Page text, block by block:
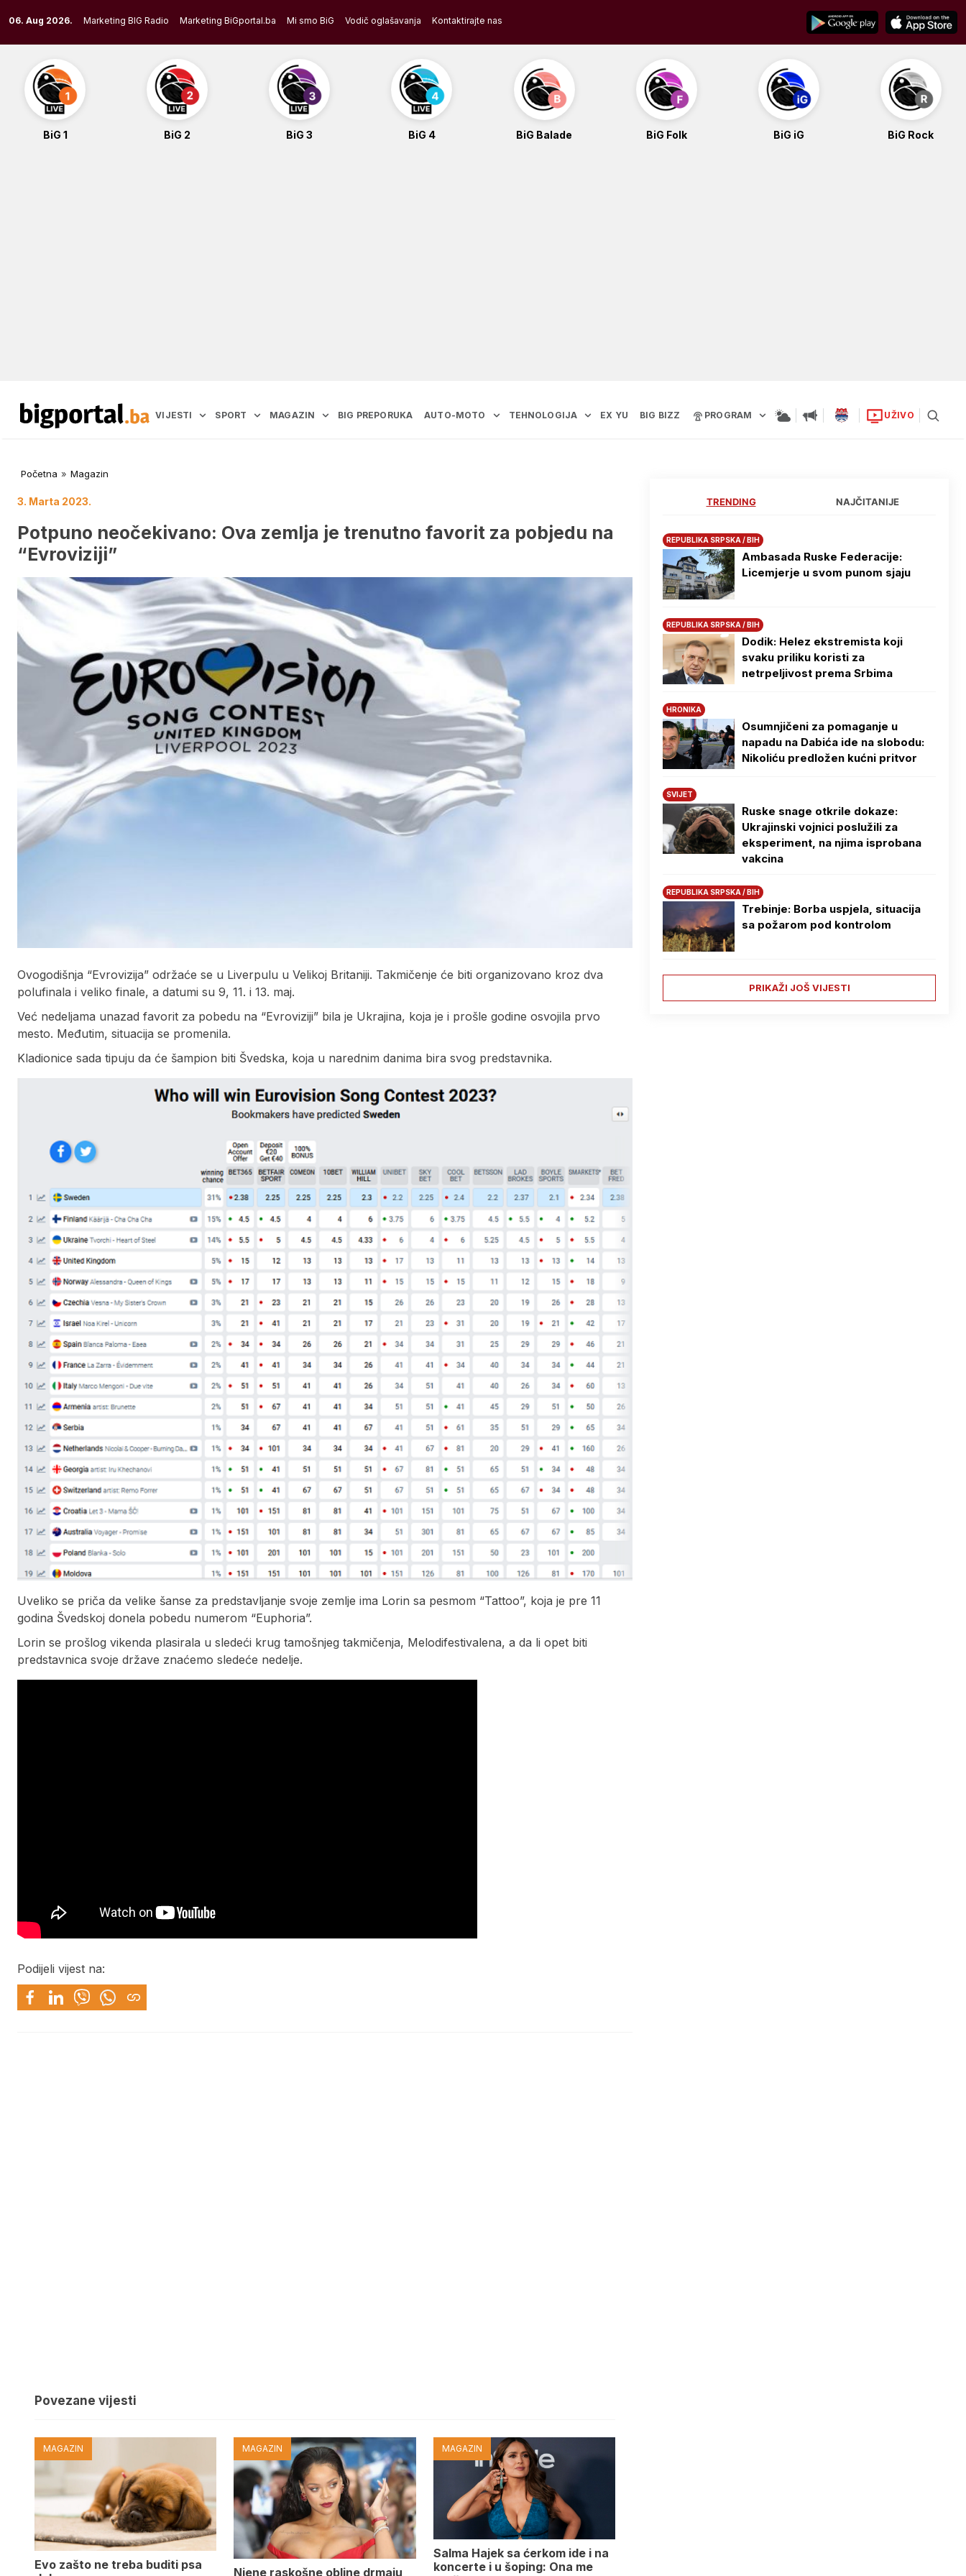
to
content
06. Aug 2026. Marketing BIG Radio Marketing BiGportal.ba Mi smo BiG Vodič oglašavanja Kontaktirajte nas
BiG 1 BiG 2 BiG 3 BiG 4 BiG Balade BiG Folk BiG iG BiG Rock
VIJESTI SPORT MAGAZIN BIG PREPORUKA AUTO-MOTO TEHNOLOGIJA EX YU BIG BIZZ PROGRAM UŽIVO
Početna » Magazin
3. Marta 2023.
Potpuno neočekivano: Ova zemlja je trenutno favorit za pobjedu na
“Evroviziji”
Ovogodišnja “Evrovizija” održaće se u Liverpulu u Velikoj Britaniji. Takmičenje će biti organizovano kroz dva
polufinala i veliko finale, a datumi su 9, 11. i 13. maj.
Već nedeljama unazad favorit za pobedu na “Evroviziji” bila je Ukrajina, koja je i prošle godine osvojila prvo
mesto. Međutim, situacija se promenila.
Kladionice sada tipuju da će šampion biti Švedska, koja u narednim danima bira svog predstavnika.
Uveliko se priča da velike šanse za predstavljanje svoje zemlje ima Lorin sa pesmom “Tattoo”, koja je pre 11
godina Švedskoj donela pobedu numerom “Euphoria”.
Lorin se prošlog vikenda plasirala u sledeći krug tamošnjeg takmičenja, Melodifestivalena, a da li opet biti
predstavnica svoje države znaćemo sledeće nedelje.
Podijeli vijest na:
Povezane vijesti
MAGAZIN
Evo zašto ne treba buditi psa
MAGAZIN
Njene raskošne obline drmaju
MAGAZIN
Salma Hajek sa ćerkom ide i na
koncerte i u šoping: Ona me
TRENDING NAJČITANIJE
REPUBLIKA SRPSKA / BIH
Ambasada Ruske Federacije:
Licemjerje u svom punom sjaju
REPUBLIKA SRPSKA / BIH
Dodik: Helez ekstremista koji
svaku priliku koristi za
netrpeljivost prema Srbima
HRONIKA
Osumnjičeni za pomaganje u
napadu na Dabića ide na slobodu:
Nikoliću predložen kućni pritvor
SVIJET
Ruske snage otkrile dokaze:
Ukrajinski vojnici poslužili za
eksperiment, na njima isprobana
vakcina
REPUBLIKA SRPSKA / BIH
Trebinje: Borba uspjela, situacija
sa požarom pod kontrolom
PRIKAŽI JOŠ VIJESTI